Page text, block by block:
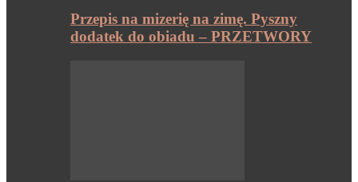
Przepis na mizerię na zimę. Pyszny
dodatek do obiadu – PRZETWORY